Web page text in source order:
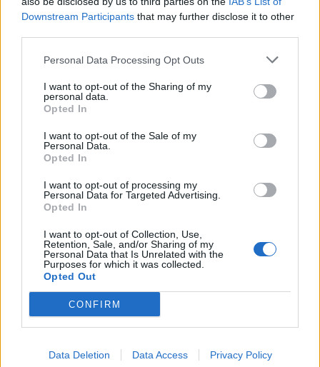
Downstream Participants that may further disclose it to other
Personal Data Processing Opt Outs
I want to opt-out of the Sharing of my
personal data.
Opted In
I want to opt-out of the Sale of my
Personal Data.
Opted In
I want to opt-out of processing my
Personal Data for Targeted Advertising.
Opted In
I want to opt-out of Collection, Use,
Retention, Sale, and/or Sharing of my
Personal Data that Is Unrelated with the
Purposes for which it was collected.
Opted Out
CONFIRM
Data Deletion Data Access Privacy Policy
Amanda Jansson
hittar lugnet i
Båstad: "Det är så
jävla mysigt här"
Prisbelönta skådespelaren
berättar om livet mellan
och råden till unga med
skådespelardrömmar.
Trots mycket folk:
"Brottsligheten
sticker inte ut
Några misshandelsfall,
narkotikabrott, några stölder
bredrägerier.